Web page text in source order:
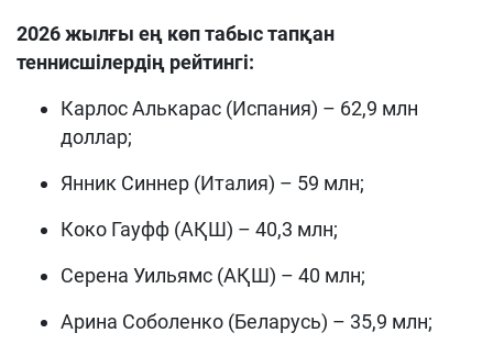
2026 жылғы ең көп табыс тапқан
теннисшілердің рейтингі:
Карлос Алькарас (Испания) – 62,9 млн
доллар;
Янник Синнер (Италия) – 59 млн;
Коко Гауфф (АҚШ) – 40,3 млн;
Серена Уильямс (АҚШ) – 40 млн;
Арина Соболенко (Беларусь) – 35,9 млн;